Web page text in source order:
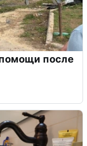
после